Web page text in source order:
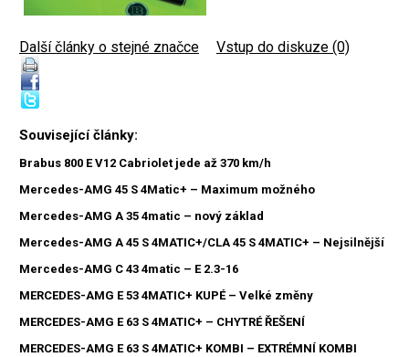
Další články o stejné značce Vstup do diskuze (0)
Související články:
Brabus 800 E V12 Cabriolet jede až 370 km/h
Mercedes-AMG 45 S 4Matic+ – Maximum možného
Mercedes-AMG A 35 4matic – nový základ
Mercedes-AMG A 45 S 4MATIC+/CLA 45 S 4MATIC+ – Nejsilnější
Mercedes-AMG C 43 4matic – E 2.3-16
MERCEDES-AMG E 53 4MATIC+ KUPÉ – Velké změny
MERCEDES-AMG E 63 S 4MATIC+ – CHYTRÉ ŘEŠENÍ
MERCEDES-AMG E 63 S 4MATIC+ KOMBI – EXTRÉMNÍ KOMBI